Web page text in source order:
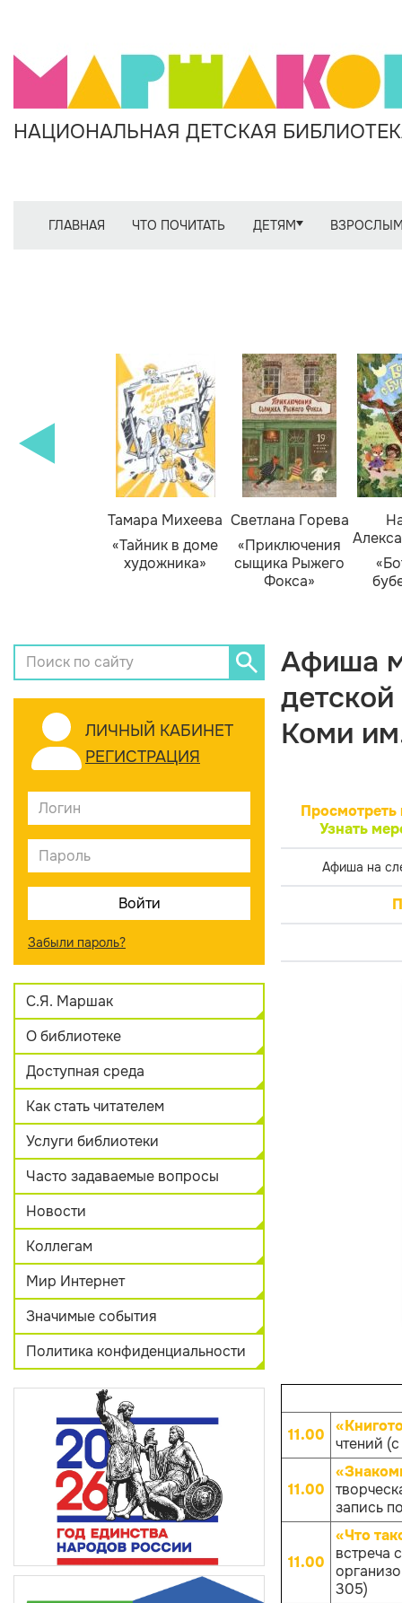
НАЦИОНАЛЬНАЯ ДЕТСКАЯ
ГЛАВНАЯ ЧТО ПОЧИТАТЬ ДЕТЯМ
Тамара Михеева
«Тайник в доме
художника»
Светлана Горева
«Приключения
сыщика Рыжего
Фокса»
ЛИЧНЫЙ КАБИНЕТ
РЕГИСТРАЦИЯ
Забыли пароль?
С.Я. Маршак
О библиотеке
Доступная среда
Как стать читателем
Услуги библиотеки
Часто задаваемые вопросы
Новости
Коллегам
Мир Интернет
Значимые события
Политика конфиденциальности
Афиша
Коми
Просмотреть
Узнать
Афиша на
11.00
чтений
11.00
запись
11.00
«Что
встреча
305)